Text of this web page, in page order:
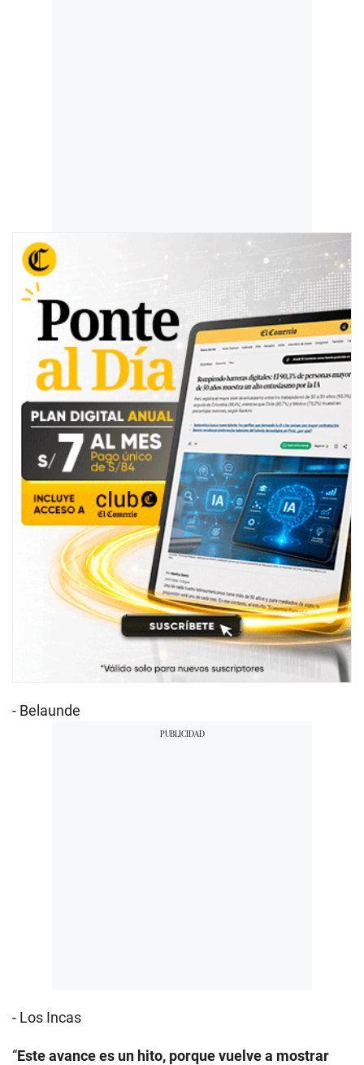
- Belaunde
- Los Incas
“Este avance es un hito, porque vuelve a mostrar